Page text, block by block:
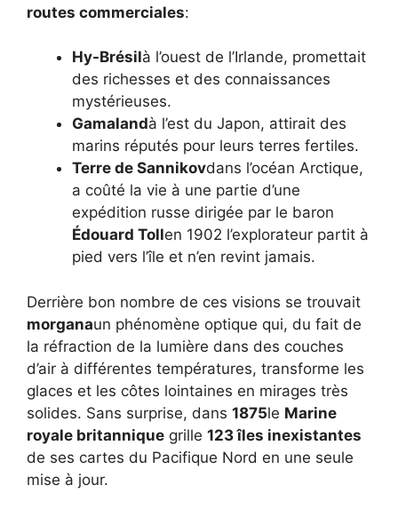
routes commerciales:
Hy-Brésilà l’ouest de l’Irlande, promettait
des richesses et des connaissances
mystérieuses.
Gamalandà l’est du Japon, attirait des
marins réputés pour leurs terres fertiles.
Terre de Sannikovdans l’océan Arctique,
a coûté la vie à une partie d’une
expédition russe dirigée par le baron
Édouard Tollen 1902 l’explorateur partit à
pied vers l’île et n’en revint jamais.
Derrière bon nombre de ces visions se trouvait
morganaun phénomène optique qui, du fait de
la réfraction de la lumière dans des couches
d’air à différentes températures, transforme les
glaces et les côtes lointaines en mirages très
solides. Sans surprise, dans 1875le Marine
royale britannique grille 123 îles inexistantes
de ses cartes du Pacifique Nord en une seule
mise à jour.